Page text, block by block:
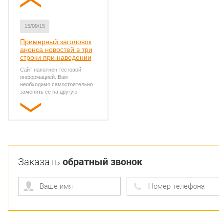
заменить ее на другую
15/09/15
Примерный заголовок
анонса новостей в три
строки при наведении
Сайт наполнен тестовой
информацией. Вам
необходимо самостоятельно
заменить ее на другую
10/09/15
строки при наведении
Сайт наполнен тестовой
информацией. Вам
Заказать обратный звонок